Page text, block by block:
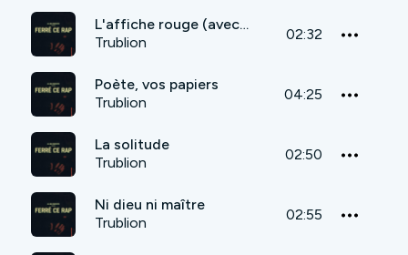
L'affiche rouge (avec Skalpel - la K-Bine)
Trublion
02:32
Poète, vos papiers
Trublion
04:25
La solitude
Trublion
02:50
Ni dieu ni maître
Trublion
02:55